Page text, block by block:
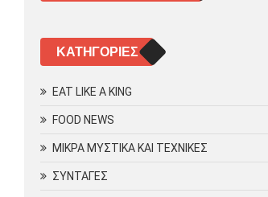
KΑΤΗΓΟΡΊΕΣ
EAT LIKE A KING
FOOD NEWS
ΜΙΚΡΑ ΜΥΣΤΙΚΑ ΚΑΙ ΤΕΧΝΙΚΕΣ
ΣΥΝΤΑΓΕΣ